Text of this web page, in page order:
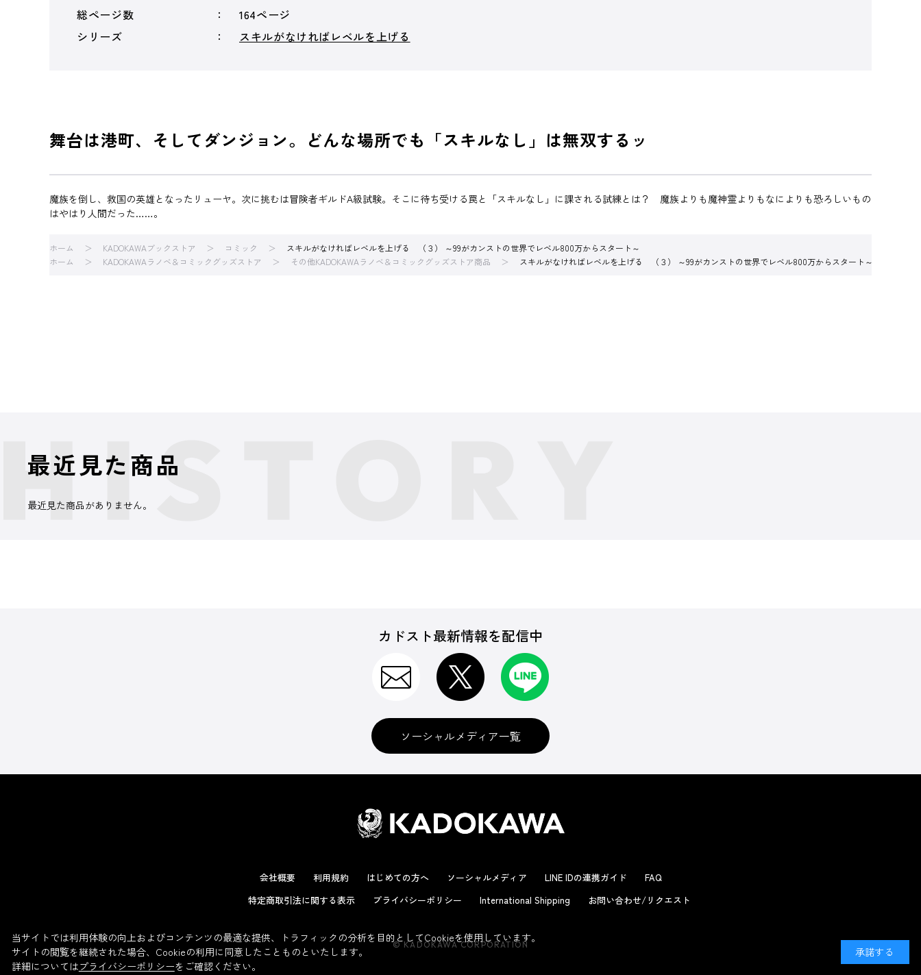
総ページ数
164ページ
シリーズ
スキルがなければレベルを上げる
舞台は港町、そしてダンジョン。どんな場所でも「スキルなし」は無双するッ
魔族を倒し、救国の英雄となったリューヤ。次に挑むは冒険者ギルドA級試験。そこに待ち受ける罠と「スキルなし」に課される試練とは？ 魔族よりも魔神霊よりもなによりも恐ろしいもの
はやはり人間だった……。
ホーム KADOKAWAブックストア コミック
スキルがなければレベルを上げる （３） ～99がカンストの世界でレベル800万からスタート～
ホーム
KADOKAWAラノベ＆コミックグッズストア その他KADOKAWAラノベ＆コミックグッズストア商品 スキルがなければレベルを上げる （３） ～99がカンストの世界でレベル800万からスタート～
最近見た商品
最近見た商品がありません。
カドスト最新情報を配信中
ソーシャルメディア一覧
会社概要 利用規約 はじめての方へ ソーシャルメディア LINE IDの連携ガイド
FAQ
特定商取引法に関する表示
プライバシーポリシー International Shipping お問い合わせ/リクエスト
© KADOKAWA CORPORATION
当サイトでは利用体験の向上およびコンテンツの最適な提供、トラフィックの分析を目的としてCookieを使用しています。
サイトの閲覧を継続された場合、Cookieの利用に同意したことものといたします。
詳細についてはプライバシーポリシーをご確認ください。
承諾する